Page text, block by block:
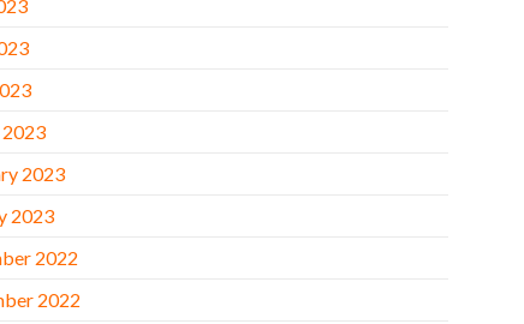
2023
2023
2022
2022